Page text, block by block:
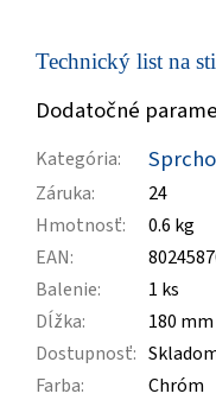
Technický list na
Dodatočné
Kategória:
Záruka:
24
Hmotnosť:
0.6 kg
EAN:
Balenie:
1 ks
Dĺžka:
180 mm
Dostupnosť:
Farba:
Chróm